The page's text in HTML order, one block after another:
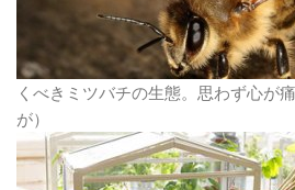
くべきミツバチの生態。思わず心が
が）